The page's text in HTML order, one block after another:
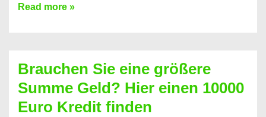
Günstiges
Geht
das
überhaupt?
Read more »
Brauchen Sie eine größere
Summe Geld? Hier einen 10000
Euro Kredit finden